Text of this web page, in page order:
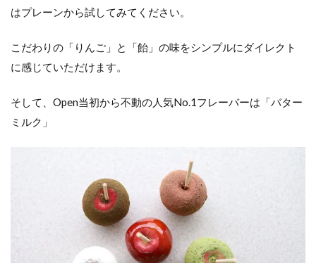
はプレーンから試してみてください。
こだわりの「りんご」と「飴」の味をシンプルにダイレクト
に感じていただけます。
そして、Open当初から不動の人気No.1フレーバーは「バター
ミルク」